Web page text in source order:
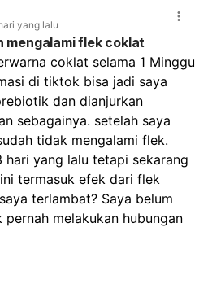
keluar gumpalan besar,
lemas/pusing, perlu segera
hamil, tetap lakukan tes
pil KB dan hubungan tanpa
risiko hamil. Untuk memantau:
dan selesai perdarahan.
darah, warna, dan apakah nyeri
terus selama 2–3 bulan,
Kalau keluhan kram dan lemas
sebaiknya kontrol ke dokter
apakah ini hanya efek
ada penyebab lain.
yang lalu
mengalami flek coklat
coklat selama 1 Minggu
di tiktok bisa jadi saya
dan dianjurkan
sebagainya. setelah saya
tidak mengalami flek.
hari yang lalu tetapi sekarang
termasuk efek dari flek
terlambat? Saya belum
melakukan hubungan